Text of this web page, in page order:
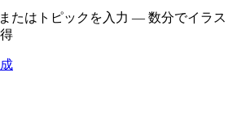
たはトピックを入力 — 数分でイラス